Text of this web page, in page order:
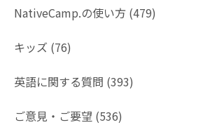
NativeCamp.の使い方 (479)
キッズ (76)
英語に関する質問 (393)
ご意見・ご要望 (536)